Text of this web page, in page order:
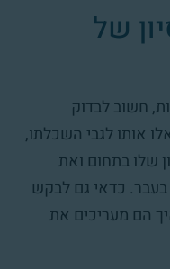
של
חשוב לבדוק
אותו לגבי השכלתו,
שלו בתחום ואת
כדאי גם לבקש
הם מעריכים את